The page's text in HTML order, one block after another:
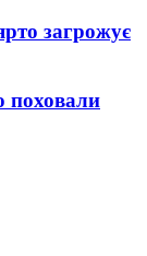
загрожує
поховали